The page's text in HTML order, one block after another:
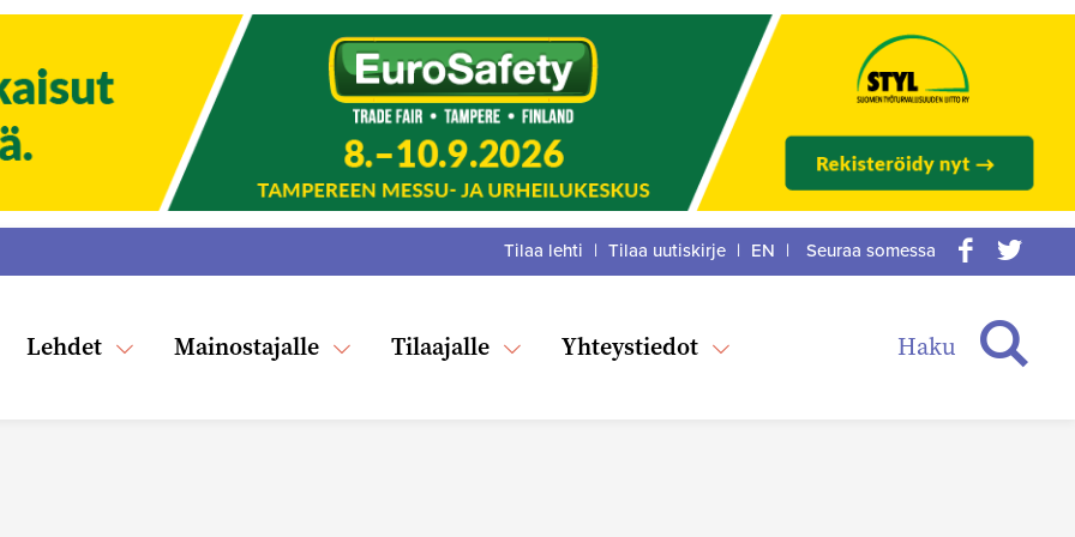
Lehdet Mainostajalle Tilaajalle Yhteystiedot Haku
Tilaa lehti | Tilaa uutiskirje | EN |
Seuraa somessa
:Facebook
Twitter